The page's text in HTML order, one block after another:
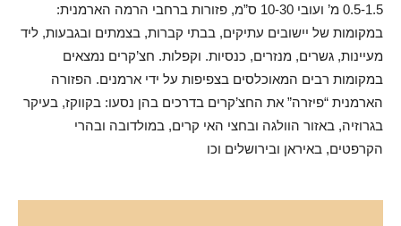
0.5-1.5 מ’ ועובי 10-30 ס”מ, פזורות ברחבי הרמה הארמנית:
במקומות של יישובים עתיקים, בבתי קברות, בצמתים ובגבעות, ליד
מעיינות, גשרים, מנזרים, כנסיות. וקפלות. חצ’קרים נמצאים
במקומות רבים המאוכלסים בצפיפות על ידי ארמנים. הפזורה
הארמנית “פיזרה” את החצ’קרים בדרכים בהן נסעו: בקווקז, בעיקר
בגרוזיה, באזור הוולגה ובחצי האי קרים, במולדובה ובהרי
הקרפטים, באיראן ובירושלים וכו